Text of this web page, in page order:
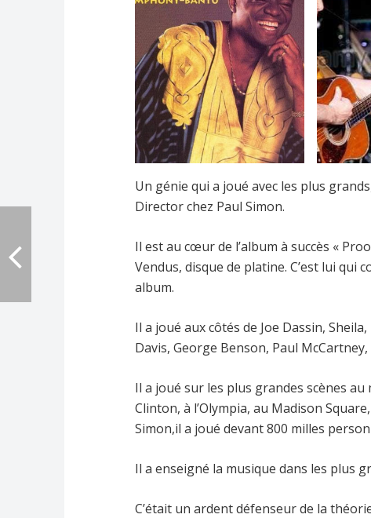
Un génie qui a joué avec les plus
Director chez Paul Simon.
Il est au cœur de l’album à succès «
Vendus, disque de platine. C’est lui qui
album.
Il a joué aux côtés de Joe Dassin,
Davis, George Benson, Paul
Il a joué sur les plus grandes scènes au
Clinton, à l’Olympia, au Madison
Simon,il a joué devant 800 milles
Il a enseigné la musique dans les plus
C’était un ardent défenseur de la